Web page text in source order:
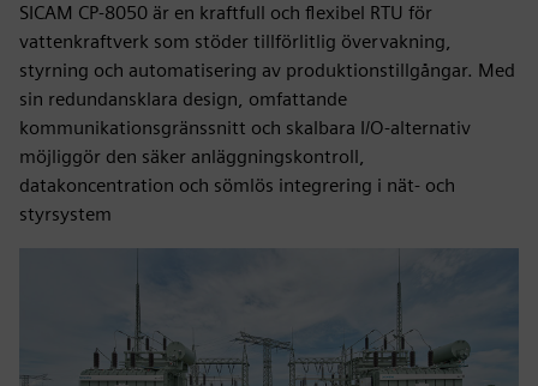
SICAM CP‑8050 är en kraftfull och flexibel RTU för
vattenkraftverk som stöder tillförlitlig övervakning,
styrning och automatisering av produktionstillgångar. Med
sin redundansklara design, omfattande
kommunikationsgränssnitt och skalbara I/O-alternativ
möjliggör den säker anläggningskontroll,
datakoncentration och sömlös integrering i nät- och
styrsystem